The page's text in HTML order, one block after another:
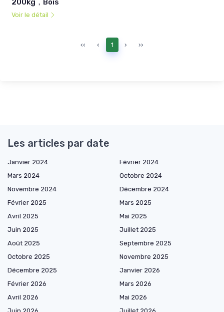
200kg，Bois
Voir le détail
‹‹ ‹ 1 › ››
Les articles par date
Janvier 2024
Février 2024
Mars 2024
Octobre 2024
Novembre 2024
Décembre 2024
Février 2025
Mars 2025
Avril 2025
Mai 2025
Juin 2025
Juillet 2025
Août 2025
Septembre 2025
Octobre 2025
Novembre 2025
Décembre 2025
Janvier 2026
Février 2026
Mars 2026
Avril 2026
Mai 2026